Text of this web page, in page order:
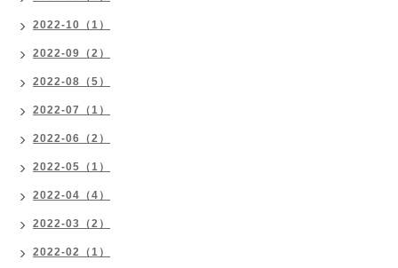
2022-10（1）
2022-09（2）
2022-08（5）
2022-07（1）
2022-06（2）
2022-05（1）
2022-04（4）
2022-03（2）
2022-02（1）